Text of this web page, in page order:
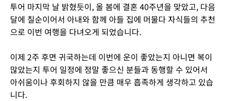
투어 마지막 날 밝혔듯이, 올 봄에 결혼 40주년을 맞았고, 다음
달에 칠순이어서 아내와 함께 아들 집에 머물다 자식들의 추천
으로 이번 여행을 다녀오게 되었습니다.
이제 2주 후면 귀국하는데 이번에 운이 좋았는지 아니면 복이
많았는지 투어 일정에 정말 좋으신 분들과 동행할 수 있어서
아쉬움이나 후회하지 않을 만큼 매우 흡족하게 생각하고 있습
니다.